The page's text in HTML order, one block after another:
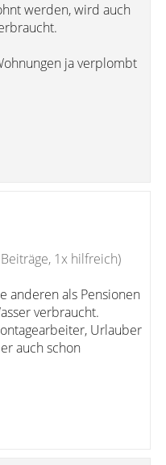
werden, wird auch
ja verplombt
1x hilfreich)
anderen als Pensionen
verbraucht.
Urlauber
auch schon